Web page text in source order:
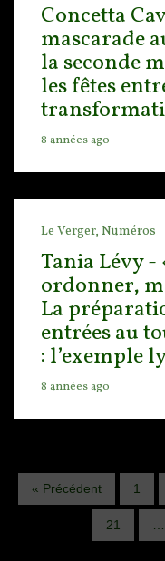
Concetta
mascarade
la seconde
les fêtes
8 années ago
Le Verger, Numéros
Tania Lévy
ordonner,
La
entrées au
: l’exemple
8 années ago
« Précédent 1
21